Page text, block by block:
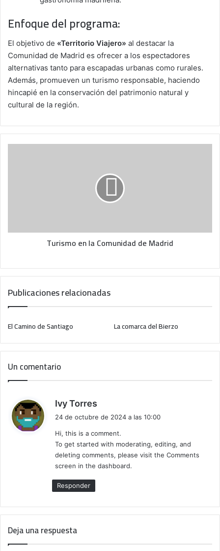
Enfoque del programa:
El objetivo de «Territorio Viajero» al destacar la
Comunidad de Madrid es ofrecer a los espectadores
alternativas tanto para escapadas urbanas como rurales.
Además, promueven un turismo responsable, haciendo
hincapié en la conservación del patrimonio natural y
cultural de la región.
n
u
d
d
e
Turismo en la Comunidad de Madrid
Publicaciones relacionadas
El Camino de Santiago La comarca del Bierzo
Un comentario
Ivy Torres
e
:
24 de octubre de 2024 a las 10:00
Hi, this is a comment.
To get started with moderating, editing, and
deleting comments, please visit the Comments
screen in the dashboard.
Responder
Deja una respuesta